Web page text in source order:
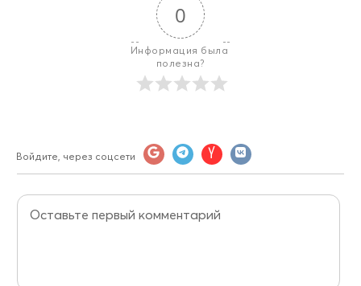
0
Информация была
полезна?
Войдите, через соцсети